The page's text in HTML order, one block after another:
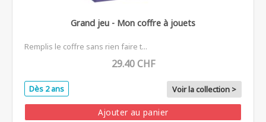
Grand jeu - Mon coffre à jouets
Remplis le coffre sans rien faire t...
29.40 CHF
Dès 2 ans Voir la collection >
Ajouter au panier